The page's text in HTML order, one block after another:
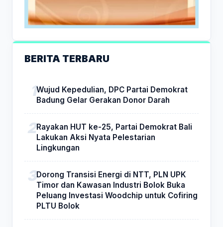
BERITA TERBARU
Wujud Kepedulian, DPC Partai Demokrat
Badung Gelar Gerakan Donor Darah
Rayakan HUT ke-25, Partai Demokrat Bali
Lakukan Aksi Nyata Pelestarian
Lingkungan
Dorong Transisi Energi di NTT, PLN UPK
Timor dan Kawasan Industri Bolok Buka
Peluang Investasi Woodchip untuk Cofiring
PLTU Bolok